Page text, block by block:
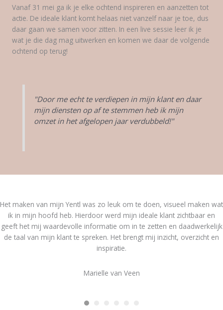
Vanaf 31 mei ga ik je elke ochtend inspireren en aanzetten tot
actie. De ideale klant komt helaas niet vanzelf naar je toe, dus
daar gaan we samen voor zitten. In een live sessie leer ik je
wat je die dag mag uitwerken en komen we daar de volgende
ochtend op terug!
"Door me echt te verdiepen in mijn klant en daar
mijn diensten op af te stemmen heb ik mijn
omzet in het afgelopen jaar verdubbeld!"
Het maken van mijn Yentl was zo leuk om te doen, visueel maken wat
ik in mijn hoofd heb. Hierdoor werd mijn ideale klant zichtbaar en
geeft het mij waardevolle informatie om in te zetten en daadwerkelijk
de taal van mijn klant te spreken. Het brengt mij inzicht, overzicht en
inspiratie.
Marielle van Veen